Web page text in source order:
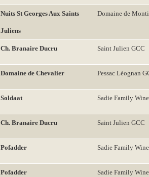
Nuits St Georges Aux Saints
Juliens
Domaine de
Ch. Branaire Ducru Saint Julien GCC
Domaine de Chevalier Pessac Léognan
Soldaat Sadie Family
Ch. Branaire Ducru Saint Julien GCC
Pofadder Sadie Family
Pofadder Sadie Family